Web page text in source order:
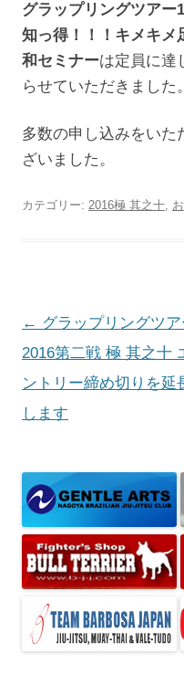
グラップリングツアー
知っ得！！！キメキ
和セミナーは定員に達
らせていただきました。
多数の申し込みをいた
ざいました。
カテゴリー: 2016極 其之十,
投
稿
ナ
ビ
ー
シ
ョ
ン
← グラップリングツア
2016第二戦 極 其之十
ントリー締め切りを延
します